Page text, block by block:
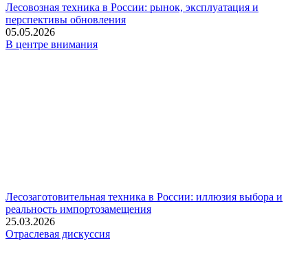
Лесовозная техника в России: рынок, эксплуатация и
перспективы обновления
05.05.2026
В центре внимания
Лесозаготовительная техника в России: иллюзия выбора и
реальность импортозамещения
25.03.2026
Отраслевая дискуссия